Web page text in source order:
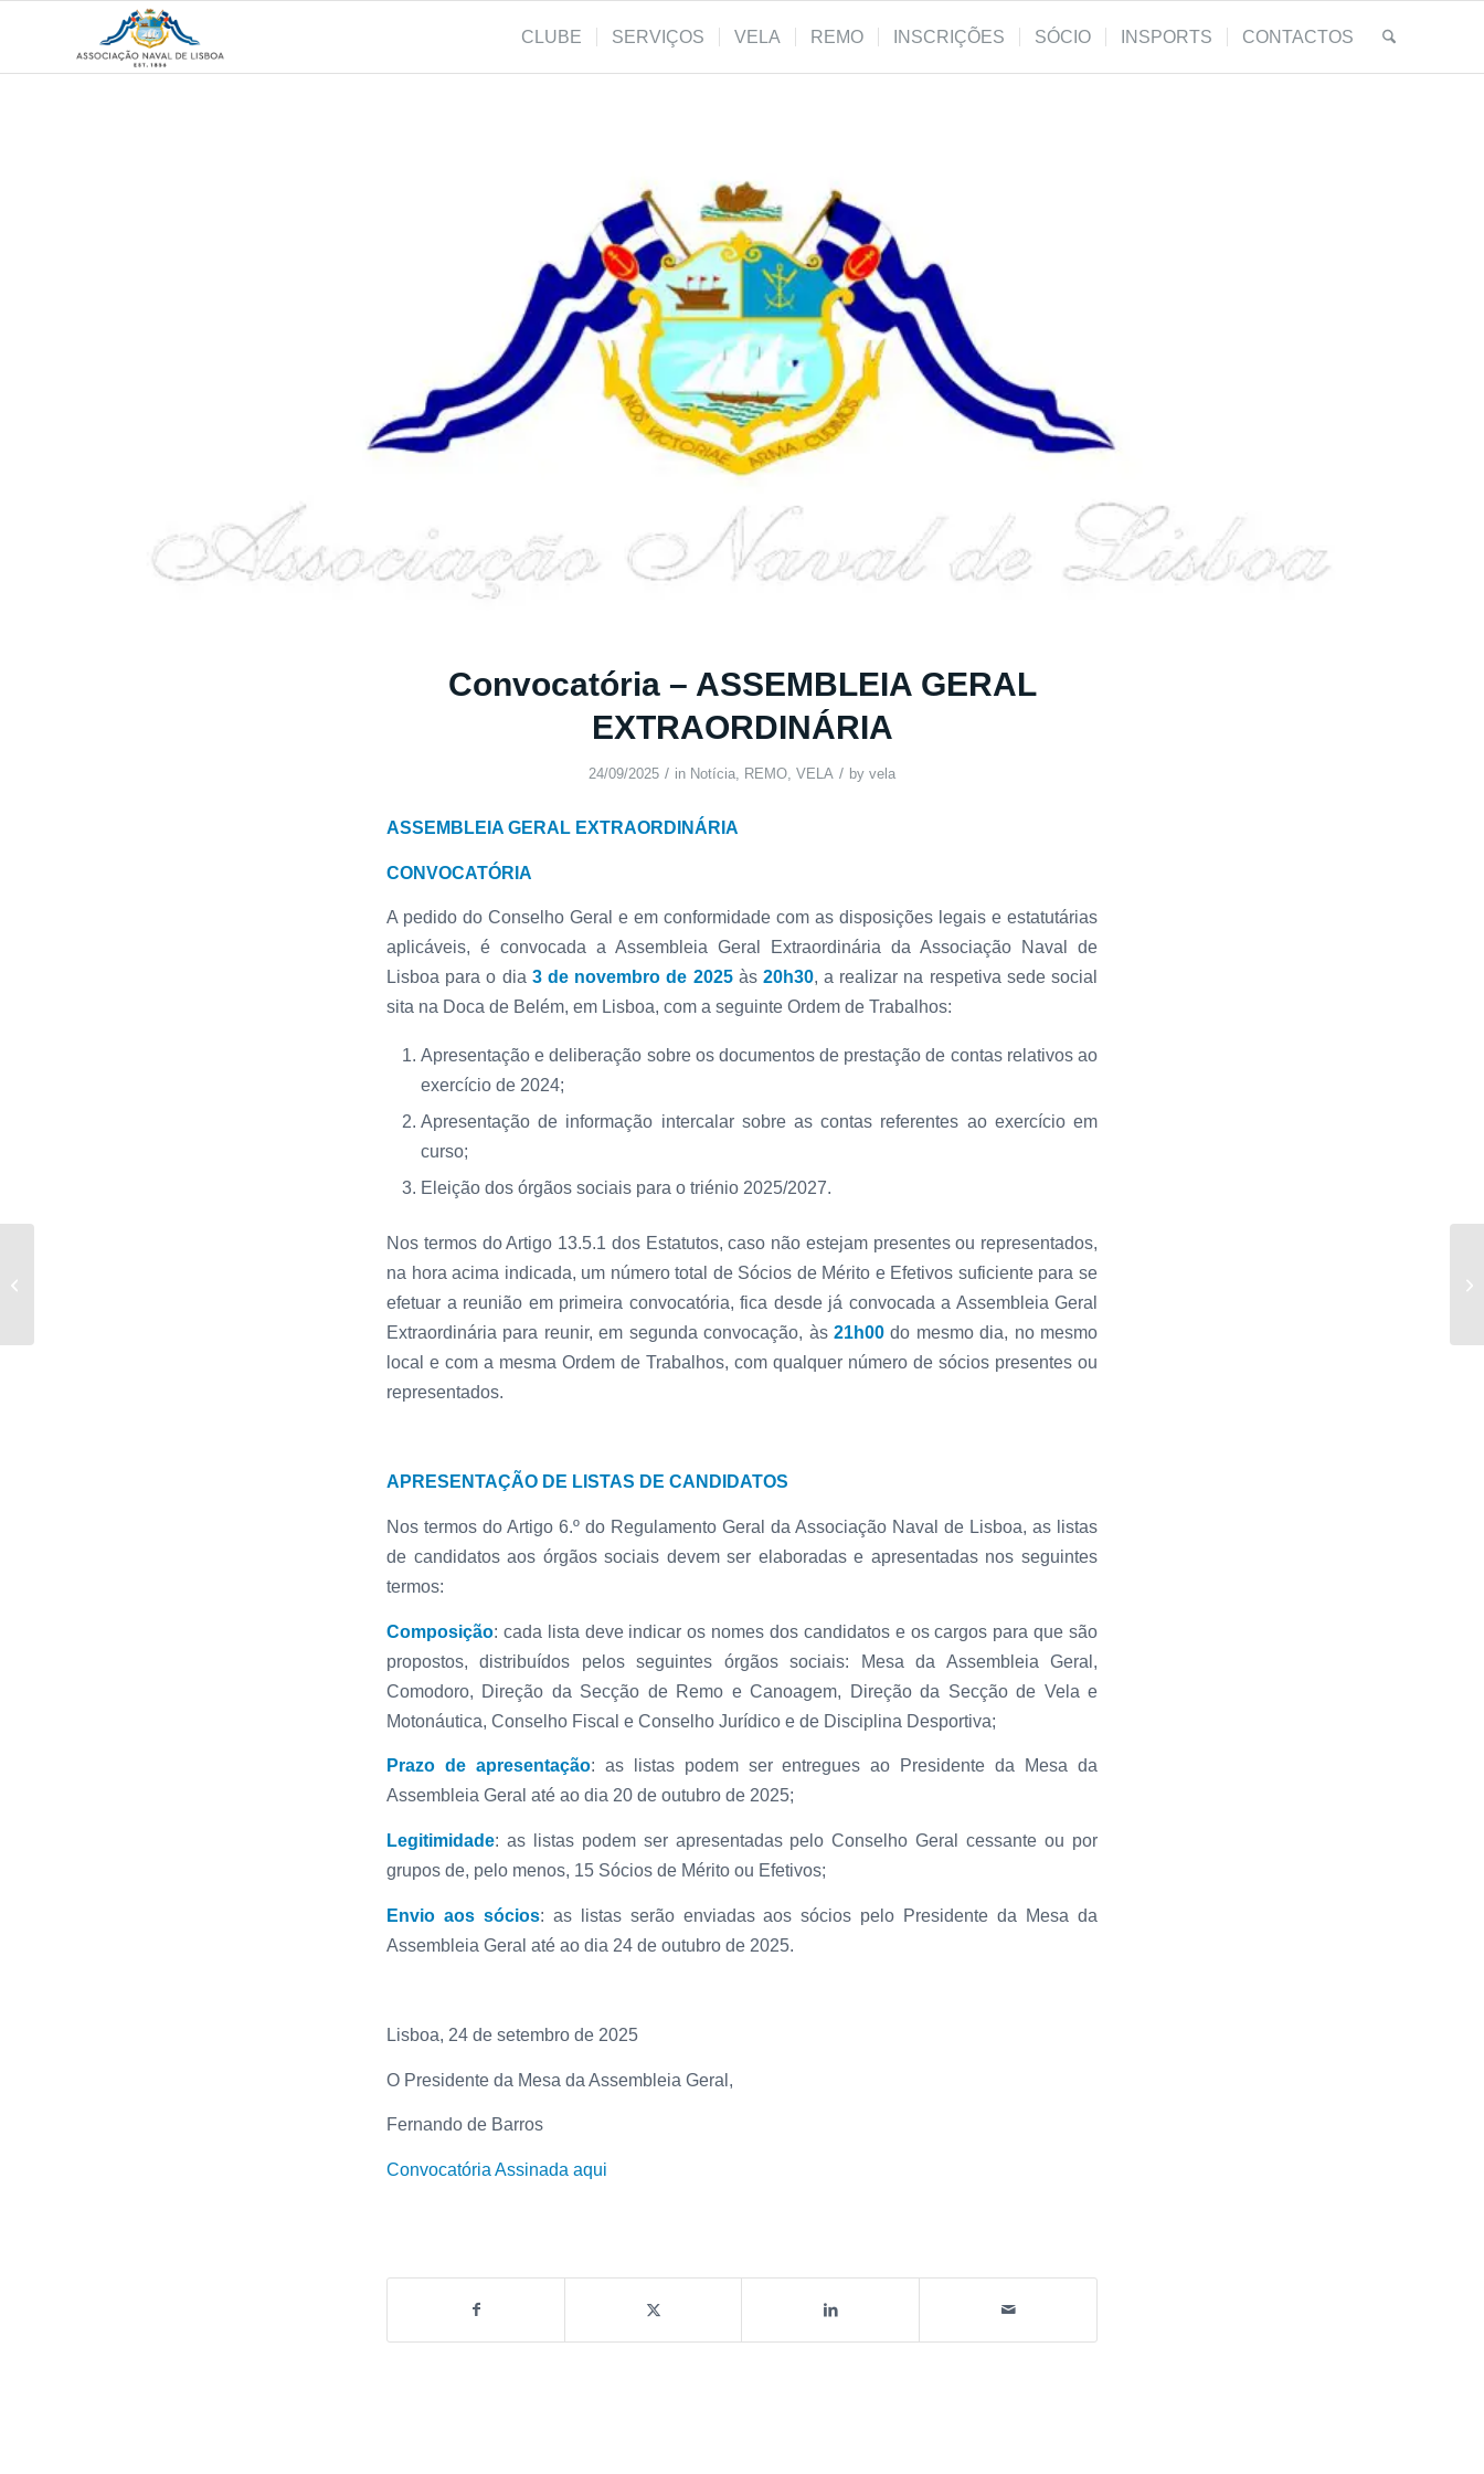
CLUBE SERVIÇOS VELA REMO INSCRIÇÕES SÓCIO INSPORTS CONTACTOS
Convocatória – ASSEMBLEIA GERAL
EXTRAORDINÁRIA
24/09/2025 / in Notícia, REMO, VELA / by vela
ASSEMBLEIA GERAL EXTRAORDINÁRIA
CONVOCATÓRIA
A pedido do Conselho Geral e em conformidade com as disposições legais e estatutárias
aplicáveis, é convocada a Assembleia Geral Extraordinária da Associação Naval de
Lisboa para o dia 3 de novembro de 2025às 20h30, a realizar na respetiva sede social
sita na Doca de Belém, em Lisboa, com a seguinte Ordem de Trabalhos:
Apresentação e deliberação sobre os documentos de prestação de contas relativos ao
exercício de 2024;
Apresentação de informação intercalar sobre as contas referentes ao exercício em
curso;
Eleição dos órgãos sociais para o triénio 2025/2027.
Nos termos do Artigo 13.5.1 dos Estatutos, caso não estejam presentes ou representados,
na hora acima indicada, um número total de Sócios de Mérito e Efetivos suficiente para se
efetuar a reunião em primeira convocatória, fica desde já convocada a Assembleia Geral
Extraordinária para reunir, em segunda convocação, às 21h00do mesmo dia, no mesmo
local e com a mesma Ordem de Trabalhos, com qualquer número de sócios presentes ou
representados.
APRESENTAÇÃO DE LISTAS DE CANDIDATOS
Nos termos do Artigo 6.º do Regulamento Geral da Associação Naval de Lisboa, as listas
de candidatos aos órgãos sociais devem ser elaboradas e apresentadas nos seguintes
termos:
Composição: cada lista deve indicar os nomes dos candidatos e os cargos para que são
propostos, distribuídos pelos seguintes órgãos sociais: Mesa da Assembleia Geral,
Comodoro, Direção da Secção de Remo e Canoagem, Direção da Secção de Vela e
Motonáutica, Conselho Fiscal e Conselho Jurídico e de Disciplina Desportiva;
Prazo de apresentação: as listas podem ser entregues ao Presidente da Mesa da
Assembleia Geral até ao dia 20 de outubro de 2025;
Legitimidade: as listas podem ser apresentadas pelo Conselho Geral cessante ou por
grupos de, pelo menos, 15 Sócios de Mérito ou Efetivos;
Envio aos sócios: as listas serão enviadas aos sócios pelo Presidente da Mesa da
Assembleia Geral até ao dia 24 de outubro de 2025.
Lisboa, 24 de setembro de 2025
O Presidente da Mesa da Assembleia Geral,
Fernando de Barros
Convocatória Assinada aqui